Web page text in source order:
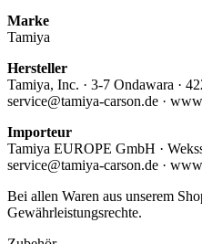
Marke
Tamiya
Hersteller
Tamiya, Inc. · 3-7 Ondawara ·
service@tamiya-carson.de ·
Importeur
Tamiya EUROPE GmbH ·
service@tamiya-carson.de ·
Bei allen Waren aus unserem
Gewährleistungsrechte.